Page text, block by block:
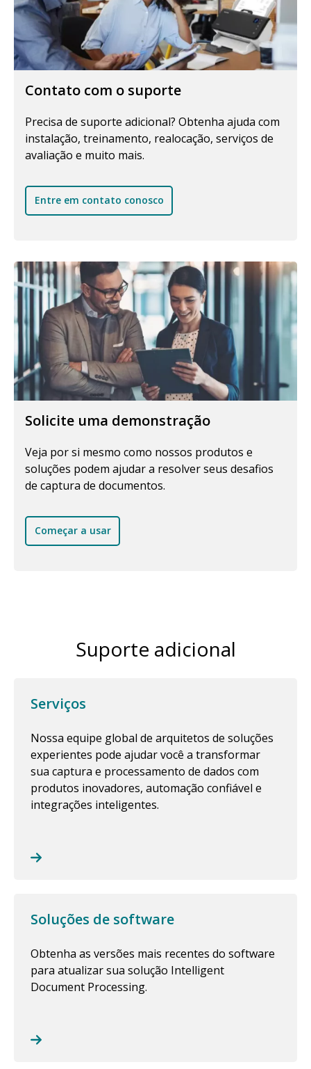
Contato com o suporte
Precisa de suporte adicional? Obtenha ajuda com
instalação, treinamento, realocação, serviços de
avaliação e muito mais.
Entre em contato conosco
Solicite uma demonstração
Veja por si mesmo como nossos produtos e
soluções podem ajudar a resolver seus desafios
de captura de documentos.
Começar a usar
Suporte adicional
Serviços
Nossa equipe global de arquitetos de soluções
experientes pode ajudar você a transformar
sua captura e processamento de dados com
produtos inovadores, automação confiável e
integrações inteligentes.
Soluções de software
Obtenha as versões mais recentes do software
para atualizar sua solução Intelligent
Document Processing.